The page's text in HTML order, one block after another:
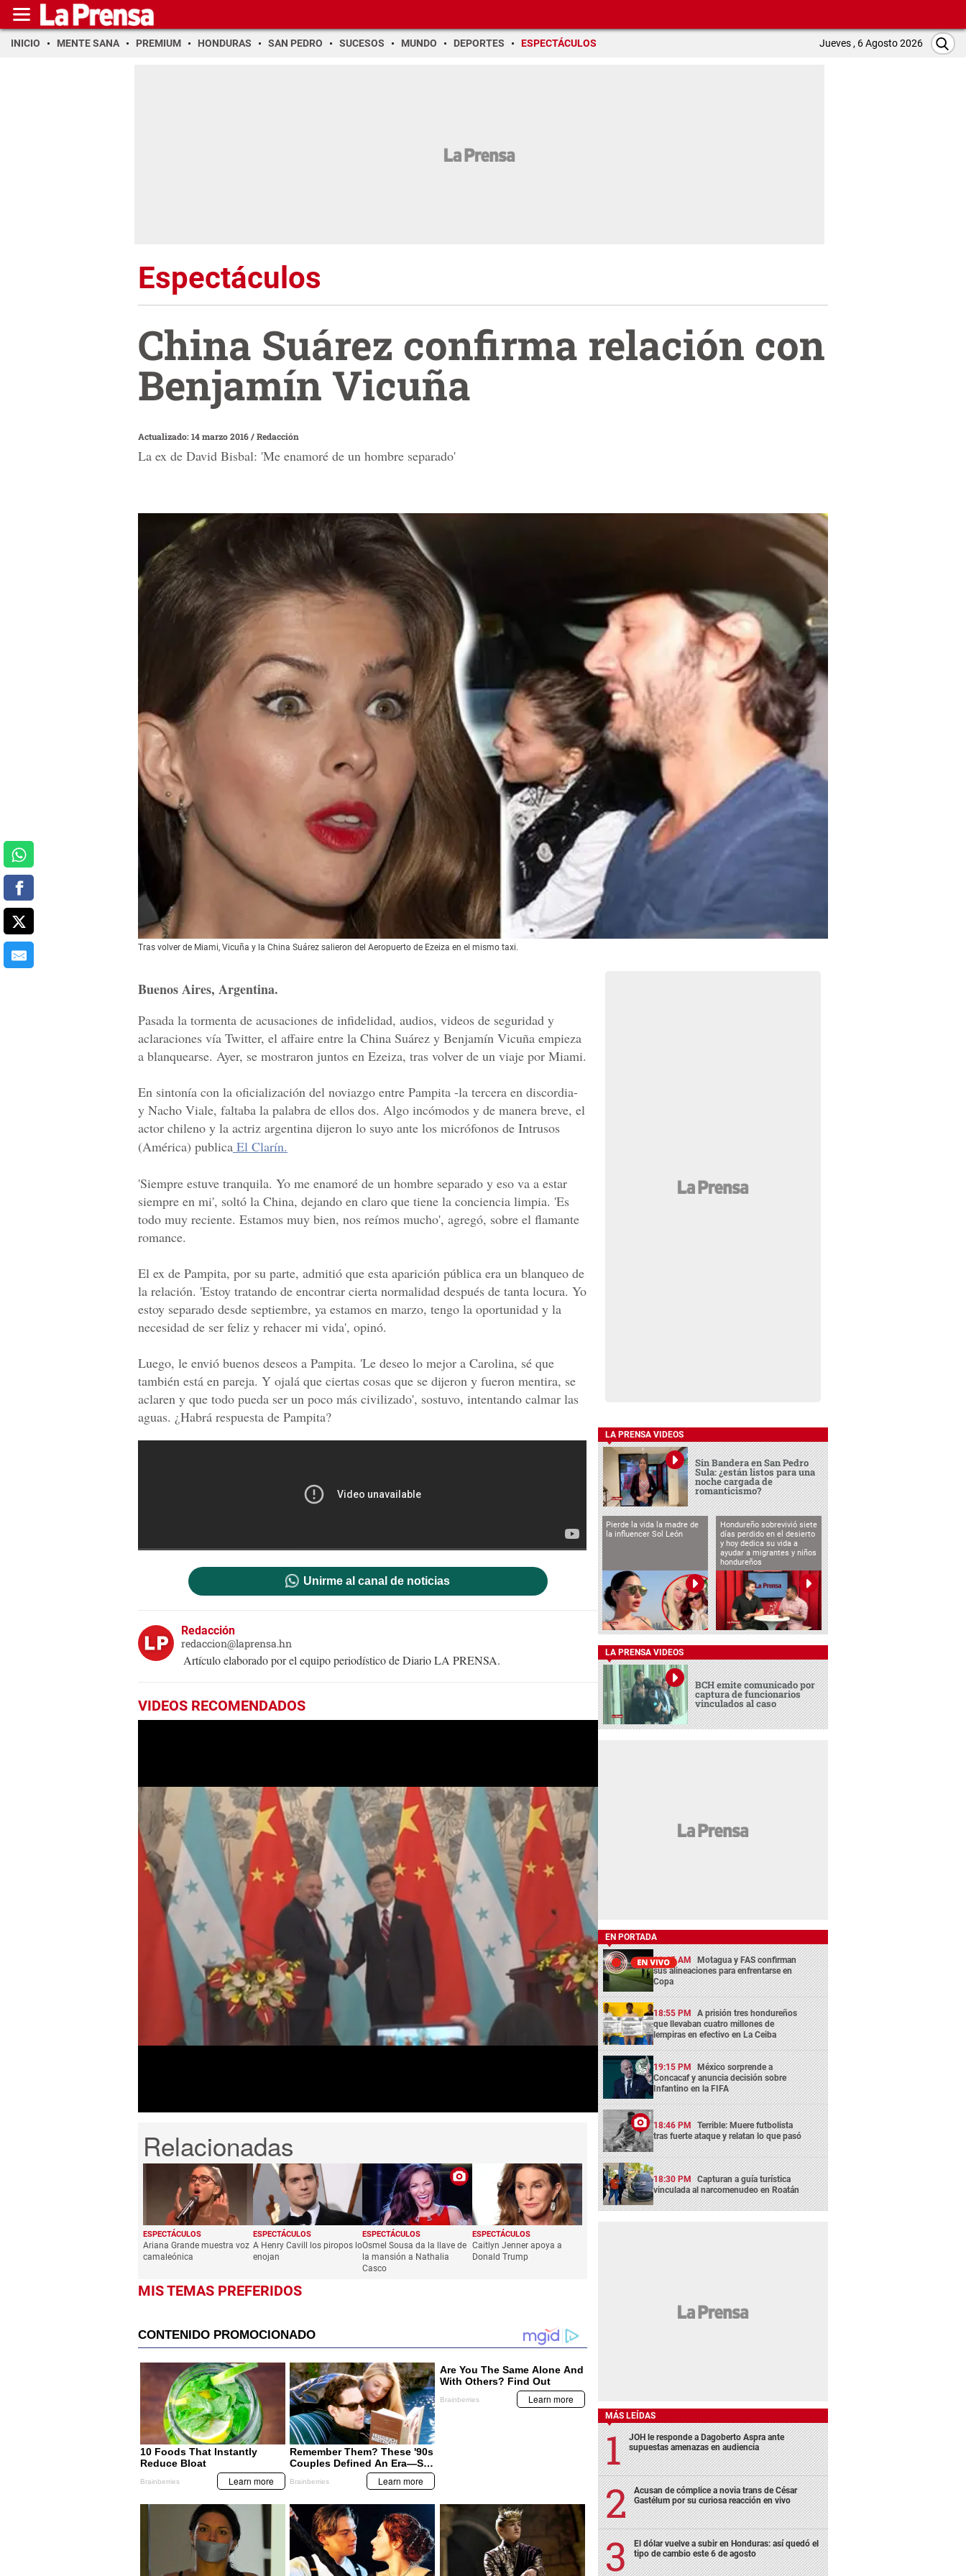
INICIO MENTE SANA PREMIUM HONDURAS SAN PEDRO SUCESOS MUNDO DEPORTES ESPECTÁCULOS Jueves , 6 Agosto 2026
Espectáculos
China Suárez confirma relación con
Benjamín Vicuña
Actualizado: 14 marzo 2016/Redacción
La ex de David Bisbal: 'Me enamoré de un hombre separado'
Tras volver de Miami, Vicuña y la China Suárez salieron del Aeropuerto de Ezeiza en el mismo taxi.
Buenos Aires, Argentina.
Pasada la tormenta de acusaciones de infidelidad, audios, videos de seguridad y
aclaraciones vía Twitter, el affaire entre la China Suárez y Benjamín Vicuña empieza
a blanquearse. Ayer, se mostraron juntos en Ezeiza, tras volver de un viaje por Miami.
En sintonía con la oficialización del noviazgo entre Pampita -la tercera en discordia-
y Nacho Viale, faltaba la palabra de ellos dos. Algo incómodos y de manera breve, el
actor chileno y la actriz argentina dijeron lo suyo ante los micrófonos de Intrusos
(América) publica El Clarín.
'Siempre estuve tranquila. Yo me enamoré de un hombre separado y eso va a estar
siempre en mi', soltó la China, dejando en claro que tiene la conciencia limpia. 'Es
todo muy reciente. Estamos muy bien, nos reímos mucho', agregó, sobre el flamante
romance.
El ex de Pampita, por su parte, admitió que esta aparición pública era un blanqueo de
la relación. 'Estoy tratando de encontrar cierta normalidad después de tanta locura. Yo
estoy separado desde septiembre, ya estamos en marzo, tengo la oportunidad y la
necesidad de ser feliz y rehacer mi vida', opinó.
Luego, le envió buenos deseos a Pampita. 'Le deseo lo mejor a Carolina, sé que
también está en pareja. Y ojalá que ciertas cosas que se dijeron y fueron mentira, se
aclaren y que todo pueda ser un poco más civilizado', sostuvo, intentando calmar las
aguas. ¿Habrá respuesta de Pampita?
Unirme al canal de noticias
Redacción
redaccion@laprensa.hn
Artículo elaborado por el equipo periodístico de Diario LA PRENSA.
VIDEOS RECOMENDADOS
seconds
ESPECTÁCULOS
Ariana Grande muestra voz
camaleónica
ESPECTÁCULOS
A Henry Cavill los piropos lo
enojan
ESPECTÁCULOS
Osmel Sousa da la llave de
la mansión a Nathalia
Casco
ESPECTÁCULOS
Caitlyn Jenner apoya a
Donald Trump
MIS TEMAS PREFERIDOS
LA PRENSA VIDEOS
Sin Bandera en San Pedro
Sula: ¿están listos para una
noche cargada de
romanticismo?
Pierde la vida la madre de
la influencer Sol León
Hondureño sobrevivió siete
días perdido en el desierto
y hoy dedica su vida a
ayudar a migrantes y niños
hondureños
LA PRENSA VIDEOS
BCH emite comunicado por
captura de funcionarios
vinculados al caso
EN PORTADA
11:45 AM Motagua y FAS confirman
sus alineaciones para enfrentarse en
Copa
18:55 PM A prisión tres hondureños
que llevaban cuatro millones de
lempiras en efectivo en La Ceiba
19:15 PM México sorprende a
Concacaf y anuncia decisión sobre
Infantino en la FIFA
18:46 PM Terrible: Muere futbolista
tras fuerte ataque y relatan lo que pasó
18:30 PM Capturan a guía turística
vinculada al narcomenudeo en Roatán
MÁS LEÍDAS
JOH le responde a Dagoberto Aspra ante
supuestas amenazas en audiencia
Acusan de cómplice a novia trans de César
Gastélum por su curiosa reacción en vivo
El dólar vuelve a subir en Honduras: así quedó el
tipo de cambio este 6 de agosto